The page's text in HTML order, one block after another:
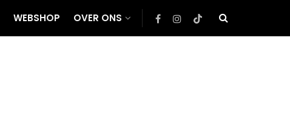
WEBSHOP OVER ONS